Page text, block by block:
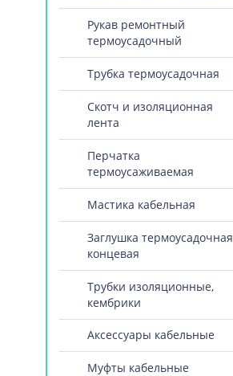
Рукав ремонтный
термоусадочный
Трубка термоусадочная
Скотч и изоляционная
лента
Перчатка
термоусаживаемая
Мастика кабельная
Заглушка термоусадочная
концевая
Трубки изоляционные,
кембрики
Аксессуары кабельные
Муфты кабельные